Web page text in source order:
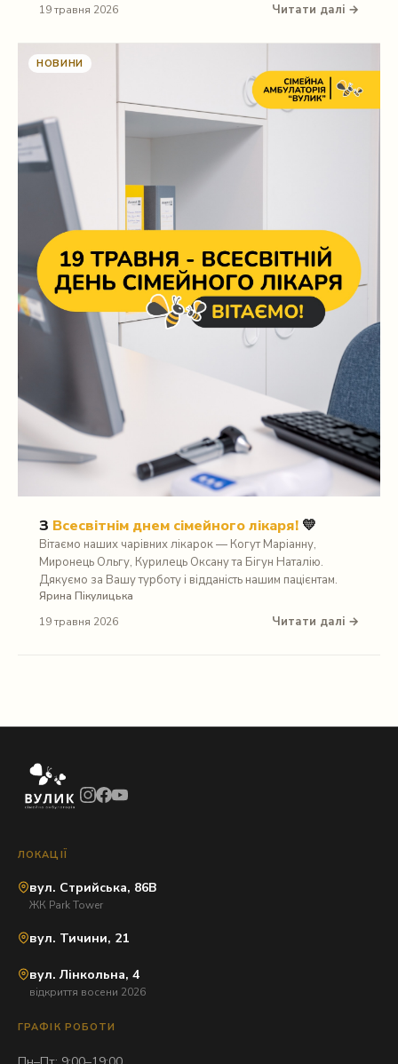
19 травня 2026
Читати далі →
НОВИНИ
З Всесвітнім днем сімейного лікаря! 💛
Вітаємо наших чарівних лікарок — Когут Маріанну,
Миронець Ольгу, Курилець Оксану та Бігун Наталію.
Дякуємо за Вашу турботу і відданість нашим пацієнтам.
Ярина Пікулицька
19 травня 2026
Читати далі →
ЛОКАЦІЇ
вул. Стрийська, 86В
ЖК Park Tower
вул. Тичини, 21
вул. Лінкольна, 4
відкриття восени 2026
ГРАФІК РОБОТИ